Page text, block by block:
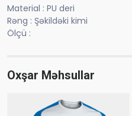
Material : PU deri
Rəng : Şəkildəki kimi
Ölçü :
Oxşar Məhsullar